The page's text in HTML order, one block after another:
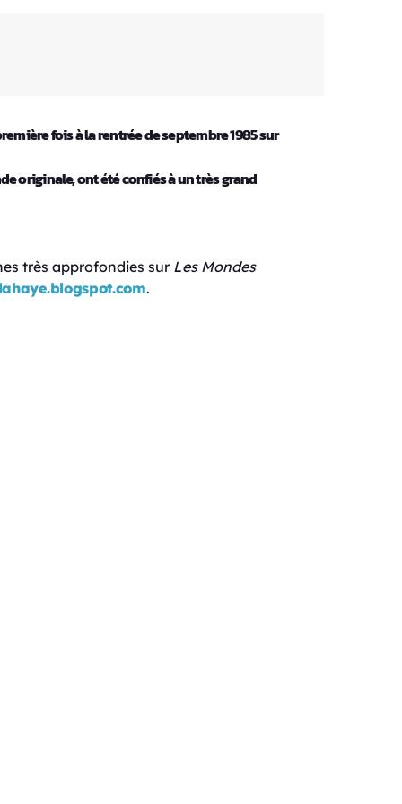
fois à la rentrée de septembre 1985 sur
originale, ont été confiés à un très grand
très approfondies sur Les Mondes
.